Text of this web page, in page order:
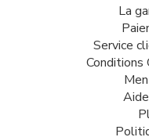
Nos
Ballons de
La
Service